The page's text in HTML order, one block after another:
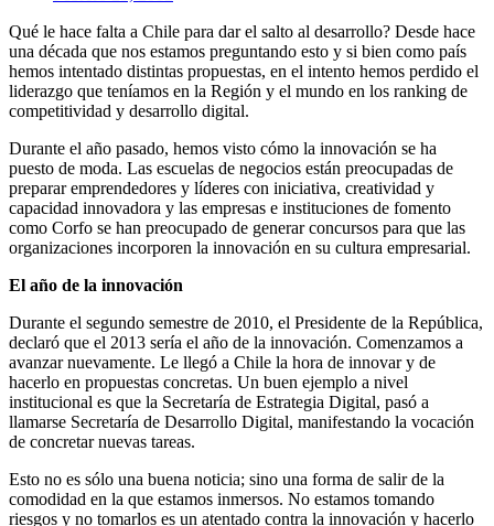
Qué le hace falta a Chile para dar el salto al desarrollo? Desde hace
una década que nos estamos preguntando esto y si bien como país
hemos intentado distintas propuestas, en el intento hemos perdido el
liderazgo que teníamos en la Región y el mundo en los ranking de
competitividad y desarrollo digital.
Durante el año pasado, hemos visto cómo la innovación se ha
puesto de moda. Las escuelas de negocios están preocupadas de
preparar emprendedores y líderes con iniciativa, creatividad y
capacidad innovadora y las empresas e instituciones de fomento
como Corfo se han preocupado de generar concursos para que las
organizaciones incorporen la innovación en su cultura empresarial.
El año de la innovación
Durante el segundo semestre de 2010, el Presidente de la República,
declaró que el 2013 sería el año de la innovación. Comenzamos a
avanzar nuevamente. Le llegó a Chile la hora de innovar y de
hacerlo en propuestas concretas. Un buen ejemplo a nivel
institucional es que la Secretaría de Estrategia Digital, pasó a
llamarse Secretaría de Desarrollo Digital, manifestando la vocación
de concretar nuevas tareas.
Esto no es sólo una buena noticia; sino una forma de salir de la
comodidad en la que estamos inmersos. No estamos tomando
riesgos y no tomarlos es un atentado contra la innovación y hacerlo